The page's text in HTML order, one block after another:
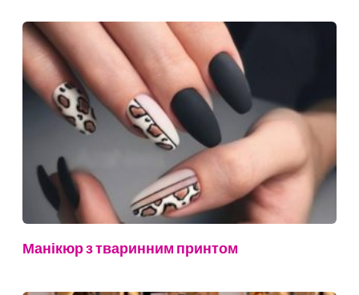
Манікюр з тваринним принтом